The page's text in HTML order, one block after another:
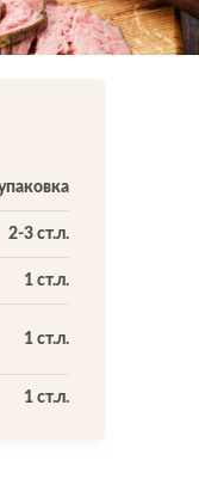
2-3 ст.л.
1 ст.л.
1 ст.л.
1 ст.л.